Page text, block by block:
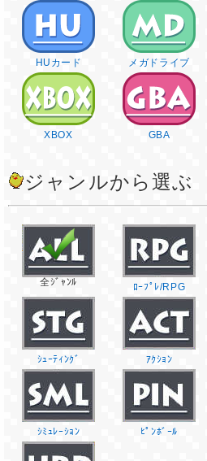
HUカード メガドライブ
XBOX GBA
ジャンルから選ぶ
全ｼﾞｬﾝﾙ ﾛｰﾌﾟﾚ/RPG
ｼｭｰﾃｨﾝｸﾞ ｱｸｼｮﾝ
ｼﾐｭﾚｰｼｮﾝ ﾋﾟﾝﾎﾞｰﾙ